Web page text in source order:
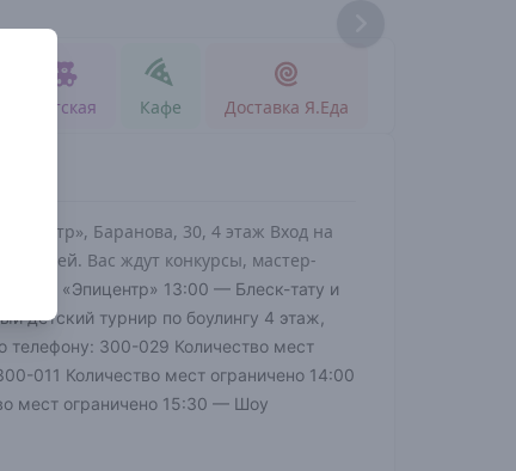
Детская Кафе Доставка Я.Еда
Баранова, 30, 4 этаж Вход на
детей. Вас ждут конкурсы, мастер-
ТРК «Эпицентр» 13:00 — Блеск-тату и
детский турнир по боулингу 4 этаж,
телефону: 300-029 Количество мест
011 Количество мест ограничено 14:00
мест ограничено 15:30 — Шоу